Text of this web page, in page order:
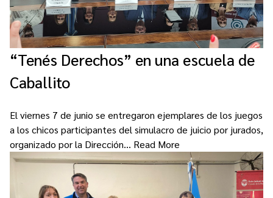
“Tenés Derechos” en una escuela de
Caballito
El viernes 7 de junio se entregaron ejemplares de los juegos
a los chicos participantes del simulacro de juicio por jurados,
organizado por la Dirección… Read More